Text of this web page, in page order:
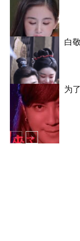
明星八卦
明星八卦
白
为